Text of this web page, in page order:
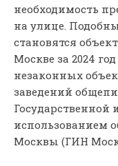
необходимость
на улице.
становятся
Москве за 2024
незаконных
заведений
использованием
Москвы (ГИН